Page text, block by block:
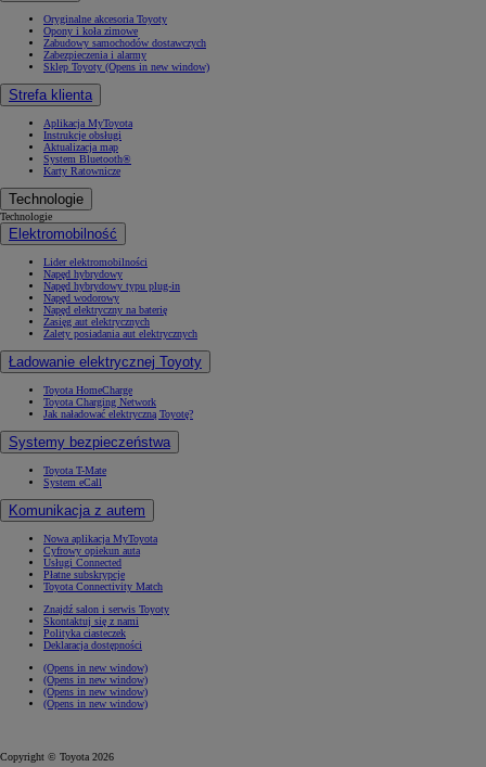
Oryginalne akcesoria Toyoty
Opony i koła zimowe
Zabudowy samochodów dostawczych
Zabezpieczenia i alarmy
Sklep Toyoty (Opens in new window)
Strefa klienta
Aplikacja MyToyota
Instrukcje obsługi
Aktualizacja map
System Bluetooth®
Karty Ratownicze
Technologie
Technologie
Elektromobilność
Lider elektromobilności
Napęd hybrydowy
Napęd hybrydowy typu plug-in
Napęd wodorowy
Napęd elektryczny na baterię
Zasięg aut elektrycznych
Zalety posiadania aut elektrycznych
Ładowanie elektrycznej Toyoty
Toyota HomeCharge
Toyota Charging Network
Jak naładować elektryczną Toyotę?
Systemy bezpieczeństwa
Toyota T-Mate
System eCall
Komunikacja z autem
Nowa aplikacja MyToyota
Cyfrowy opiekun auta
Usługi Connected
Płatne subskrypcje
Toyota Connectivity Match
Znajdź salon i serwis Toyoty
Skontaktuj się z nami
Polityka ciasteczek
Deklaracja dostępności
(Opens in new window)
(Opens in new window)
(Opens in new window)
(Opens in new window)
Copyright © Toyota 2026